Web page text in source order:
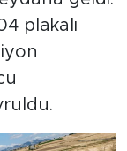
plakalı